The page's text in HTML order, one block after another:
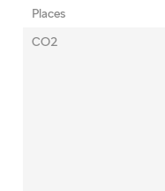
Places
CO2